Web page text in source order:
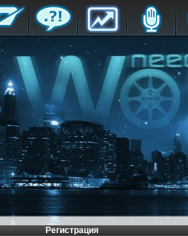
Регистрация